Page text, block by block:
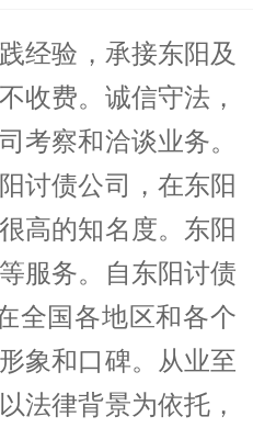
经验，承接东阳及
收费。诚信守法，
考察和洽谈业务。
讨债公司，在东阳
高的知名度。东阳
服务。自东阳讨债
全国各地区和各个
象和口碑。从业至
法律背景为依托，